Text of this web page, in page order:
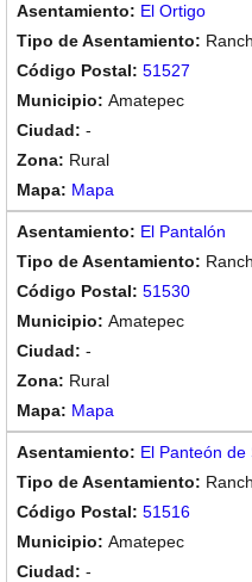
El Ortigo
51527
Amatepec
-
Rural
Mapa
El Pantalón
51530
Amatepec
-
Rural
Mapa
El Panteón
51516
Amatepec
-